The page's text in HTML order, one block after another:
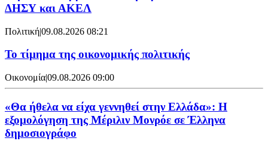
ΔΗΣΥ και ΑΚΕΛ
Πολιτική|09.08.2026 08:21
Το τίμημα της οικονομικής πολιτικής
Οικονομία|09.08.2026 09:00
«Θα ήθελα να είχα γεννηθεί στην Ελλάδα»: Η
εξομολόγηση της Μέριλιν Μονρόε σε Έλληνα
δημοσιογράφο